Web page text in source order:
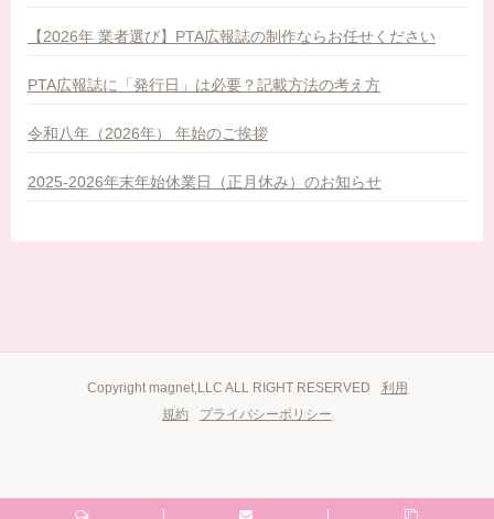
【2026年 業者選び】PTA広報誌の制作ならお任せください
PTA広報誌に「発行日」は必要？記載方法の考え方
令和八年（2026年） 年始のご挨拶
2025-2026年末年始休業日（正月休み）のお知らせ
Copyright magnet,LLC ALL RIGHT RESERVED
利用
規約
プライバシーポリシー